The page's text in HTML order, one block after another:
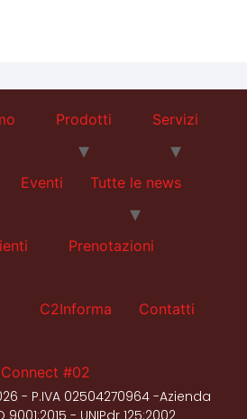
Prodotti Servizi
Eventi Tutte le news
Prenotazioni
C2Informa Contatti
Connect #02
- P.IVA 02504270964 -Azienda
- UNIPdr 125:2002